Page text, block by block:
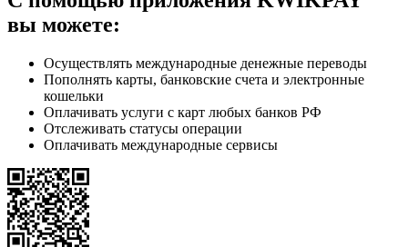
вы можете:
Осуществлять международные денежные переводы
Пополнять карты, банковские счета и электронные
кошельки
Оплачивать услуги с карт любых банков РФ
Отслеживать статусы операции
Оплачивать международные сервисы